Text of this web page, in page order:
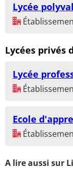
Lycée
Lycées privés
Lycée
Ecole
A lire aussi sur